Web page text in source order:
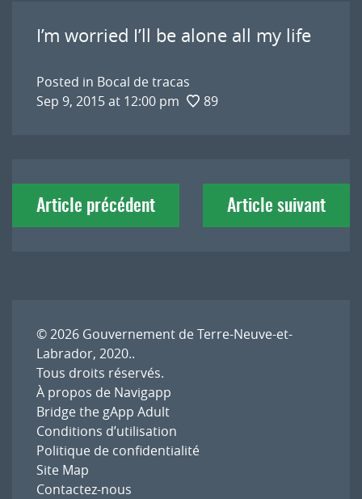
I’m worried I’ll be alone all my life
Posted in Bocal de tracas
Sep 9, 2015 at 12:00 pm
89
Navigation
deArticle précédent Article suivant
© 2026 Gouvernement de Terre-Neuve-et-
Labrador, 2020..
Tous droits réservés.
À propos de Navigapp
Bridge the gApp Adult
Conditions d’utilisation
Politique de confidentialité
Site Map
Contactez-nous